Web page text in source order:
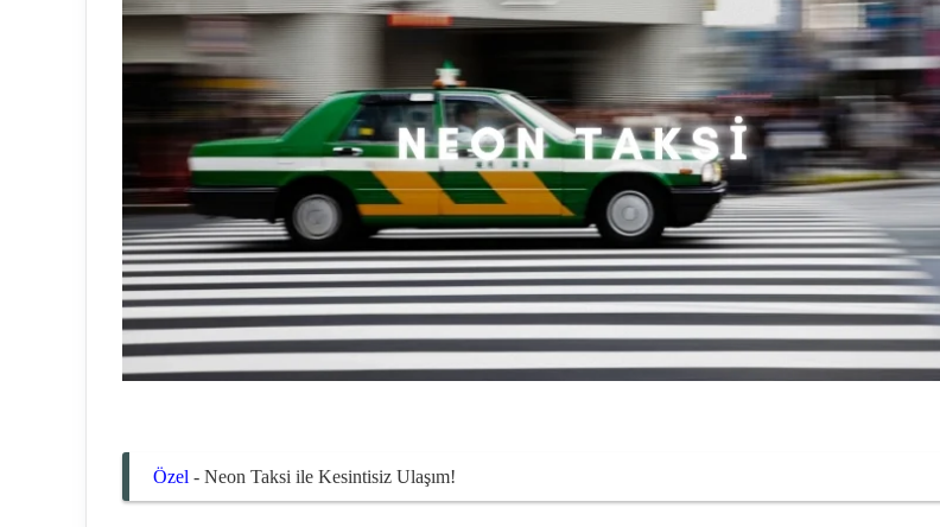
Özel - Neon Taksi ile Kesintisiz Ulaşım!